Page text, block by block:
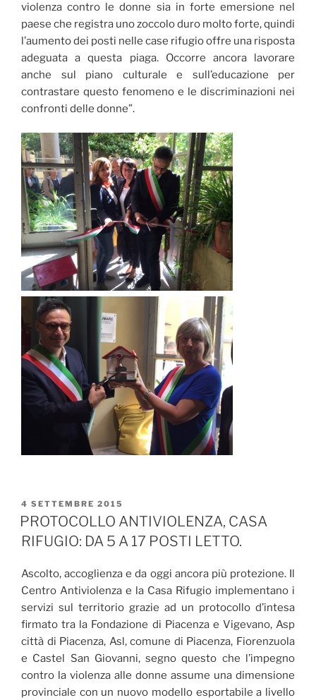
violenza contro le donne sia in forte emersione nel
paese che registra uno zoccolo duro molto forte, quindi
l’aumento dei posti nelle case rifugio offre una risposta
adeguata a questa piaga. Occorre ancora lavorare
anche sul piano culturale e sull’educazione per
contrastare questo fenomeno e le discriminazioni nei
confronti delle donne”.
PUBBLICATO
IL
4 SETTEMBRE 2015
PROTOCOLLO ANTIVIOLENZA, CASA
RIFUGIO: DA 5 A 17 POSTI LETTO.
Ascolto, accoglienza e da oggi ancora più protezione. Il
Centro Antiviolenza e la Casa Rifugio implementano i
servizi sul territorio grazie ad un protocollo d’intesa
firmato tra la Fondazione di Piacenza e Vigevano, Asp
città di Piacenza, Asl, comune di Piacenza, Fiorenzuola
e Castel San Giovanni, segno questo che l’impegno
contro la violenza alle donne assume una dimensione
provinciale con un nuovo modello esportabile a livello